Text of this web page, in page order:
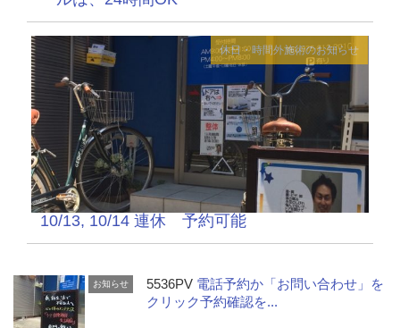
休日・時間外施術のお知らせ
10/13, 10/14 連休 予約可能
お知らせ 5536PV 電話予約か「お問い合わせ」を
クリック予約確認を...